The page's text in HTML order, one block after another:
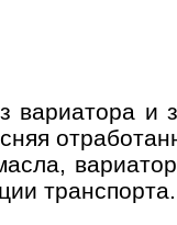
и
транспорта.